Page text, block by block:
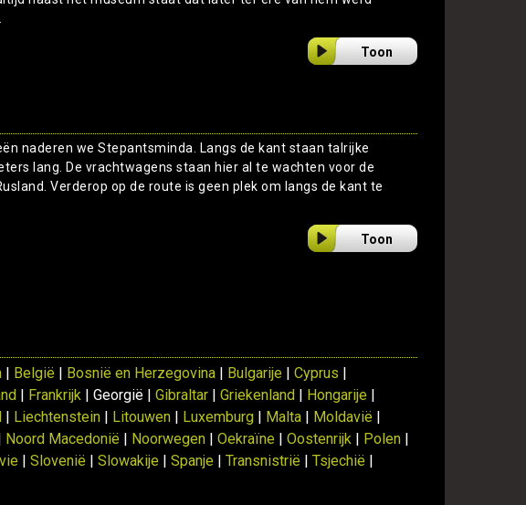
Toon
naderen we Stepantsminda. Langs de kant staan talrijke
lang. De vrachtwagens staan hier al te wachten voor de
Verderop op de route is geen plek om langs de kant te
Toon
| België | Bosnië en Herzegovina | Bulgarije |Cyprus |
| Frankrijk | Georgië |Gibraltar |Griekenland | Hongarije |
| Liechtenstein | Litouwen | Luxemburg | Malta | Moldavië |
Noord Macedonië | Noorwegen |Oekraïne |Oostenrijk | Polen |
|Slovenië |Slowakije |Spanje |Transnistrië |Tsjechië |